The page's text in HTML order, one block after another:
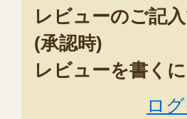
レビューのご記入
(承認時)
レビューを書く
ロ